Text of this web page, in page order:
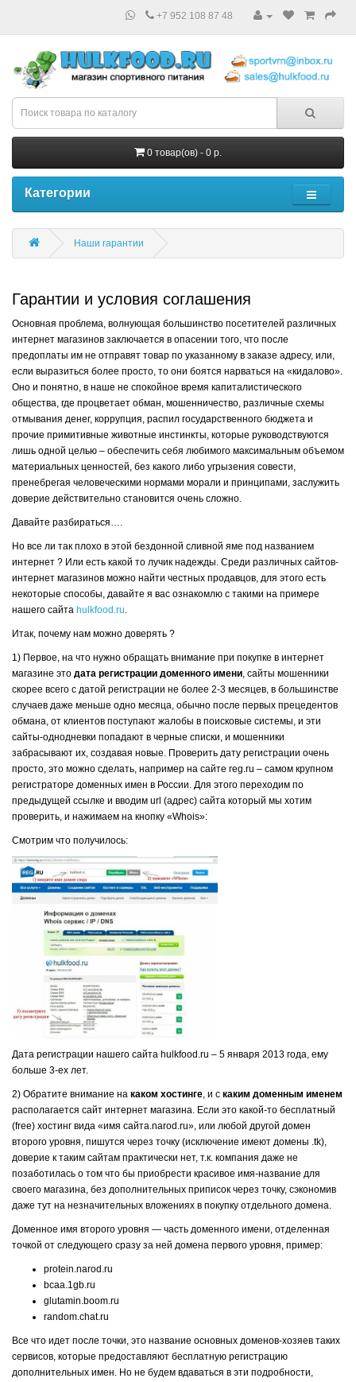
+7 952 108 87 48
0 товар(ов) - 0 р.
Категории
Наши гарантии
Гарантии и условия соглашения
Основная проблема, волнующая большинство посетителей различных
интернет магазинов заключается в опасении того, что после
предоплаты им не отправят товар по указанному в заказе адресу, или,
если выразиться более просто, то они боятся нарваться на «кидалово».
Оно и понятно, в наше не спокойное время капиталистического
общества, где процветает обман, мошенничество, различные схемы
отмывания денег, коррупция, распил государственного бюджета и
прочие примитивные животные инстинкты, которые руководствуются
лишь одной целью – обеспечить себя любимого максимальным объемом
материальных ценностей, без какого либо угрызения совести,
пренебрегая человеческими нормами морали и принципами, заслужить
доверие действительно становится очень сложно.
Давайте разбираться….
Но все ли так плохо в этой бездонной сливной яме под названием
интернет ? Или есть какой то лучик надежды. Среди различных сайтов-
интернет магазинов можно найти честных продавцов, для этого есть
некоторые способы, давайте я вас ознакомлю с такими на примере
нашего сайта hulkfood.ru.
Итак, почему нам можно доверять ?
1) Первое, на что нужно обращать внимание при покупке в интернет
магазине это дата регистрации доменного имени, сайты мошенники
скорее всего с датой регистрации не более 2-3 месяцев, в большинстве
случаев даже меньше одно месяца, обычно после первых прецедентов
обмана, от клиентов поступают жалобы в поисковые системы, и эти
сайты-однодневки попадают в черные списки, и мошенники
забрасывают их, создавая новые. Проверить дату регистрации очень
просто, это можно сделать, например на сайте reg.ru – самом крупном
регистраторе доменных имен в России. Для этого переходим по
предыдущей ссылке и вводим url (адрес) сайта который мы хотим
проверить, и нажимаем на кнопку «Whois»:
Смотрим что получилось:
Дата регистрации нашего сайта hulkfood.ru – 5 января 2013 года, ему
больше 3-ех лет.
2) Обратите внимание на каком хостинге, и с каким доменным именем
располагается сайт интернет магазина. Если это какой-то бесплатный
(free) хостинг вида «имя сайта.narod.ru», или любой другой домен
второго уровня, пишутся через точку (исключение имеют домены .tk),
доверие к таким сайтам практически нет, т.к. компания даже не
позаботилась о том что бы приобрести красивое имя-название для
своего магазина, без дополнительных приписок через точку, сэкономив
даже тут на незначительных вложениях в покупку отдельного домена.
Доменное имя второго уровня — часть доменного имени, отделенная
точкой от следующего сразу за ней домена первого уровня, пример:
protein.narod.ru
bcaa.1gb.ru
glutamin.boom.ru
random.chat.ru
Все что идет после точки, это название основных доменов-хозяев таких
сервисов, которые предоставляют бесплатную регистрацию
дополнительных имен. Но не будем вдаваться в эти подробности,